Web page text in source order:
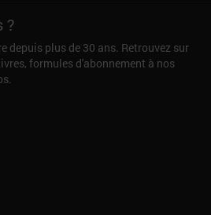
?
depuis plus de 30 ans. Retrouvez sur
formules d'abonnement à nos